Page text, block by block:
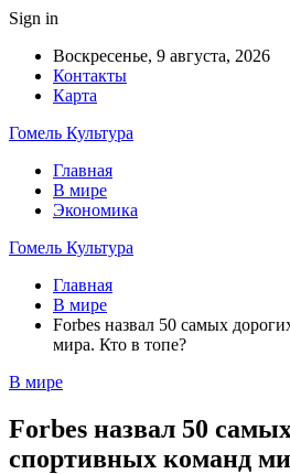
Sign in
Воскресенье, 9 августа, 2026
Контакты
Карта
Гомель Культура
Главная
В мире
Экономика
Гомель Культура
Главная
В мире
Forbes назвал 50 самых
мира. Кто в топе?
В мире
Forbes назвал 50
спортивных команд